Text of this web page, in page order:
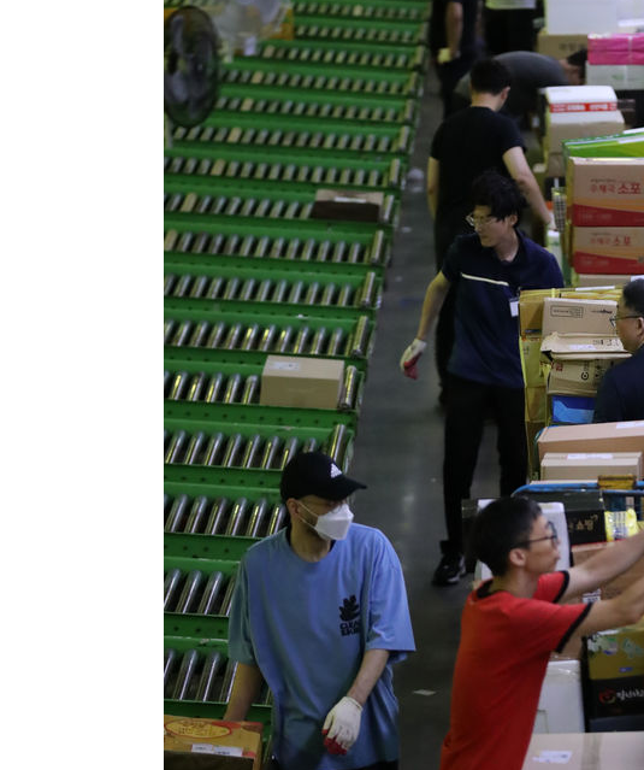
[속보]산업장관 "美무역법 제301조 과잉생산 결과 발표 8월 중 예
[속보]코스피 매도사이드카 발동…4%대 급락
[속보]전남광주 초대 시민추천 부시장에 백승주·윤난실
서울 열대야 15일째 지속…비공식 '초열대야' 30도 넘어
[속보]코스닥, 2.15포인트(0.27%) 내린 797.44 출발
[속보]코스피, 119.51포인트(1.81%) 내린 6478.75 개장
6월 경상수지 497.3억 달러…두 달 연속 사상 최대
서울 낮 39도 '폭염중대경보'…40도 관측 가능성도
미 워싱턴주 스포캔 시의 통제불능 3개 산불, 방화선 일부 구축
[속보] 호르무즈 해협 이란-오만 협상 기대속 뉴욕증시 혼조 마감 다
[속보] 이란 대통령 "지금 최고지도자와 소통하기가 매우 어려워" 취
[속보] "이란-오만, 호르무즈 해협 통행 항로 합의" 이란 외무부 대변인